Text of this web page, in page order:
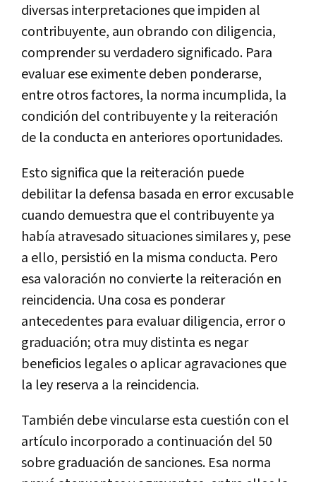
diversas interpretaciones que impiden al
contribuyente, aun obrando con diligencia,
comprender su verdadero significado. Para
evaluar ese eximente deben ponderarse,
entre otros factores, la norma incumplida, la
condición del contribuyente y la reiteración
de la conducta en anteriores oportunidades.
Esto significa que la reiteración puede
debilitar la defensa basada en error excusable
cuando demuestra que el contribuyente ya
había atravesado situaciones similares y, pese
a ello, persistió en la misma conducta. Pero
esa valoración no convierte la reiteración en
reincidencia. Una cosa es ponderar
antecedentes para evaluar diligencia, error o
graduación; otra muy distinta es negar
beneficios legales o aplicar agravaciones que
la ley reserva a la reincidencia.
También debe vincularse esta cuestión con el
artículo incorporado a continuación del 50
sobre graduación de sanciones. Esa norma